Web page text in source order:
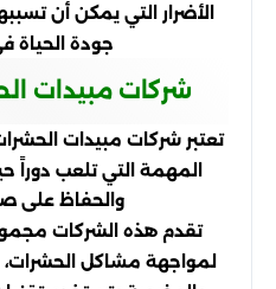
الأضرار التي يمكن أن
جودة الحياة
شركات مبيدات
تعتبر شركات مبيدات
المهمة التي تلعب دوراً
والحفاظ على
تقدم هذه الشركات
لمواجهة مشاكل الحشرات،